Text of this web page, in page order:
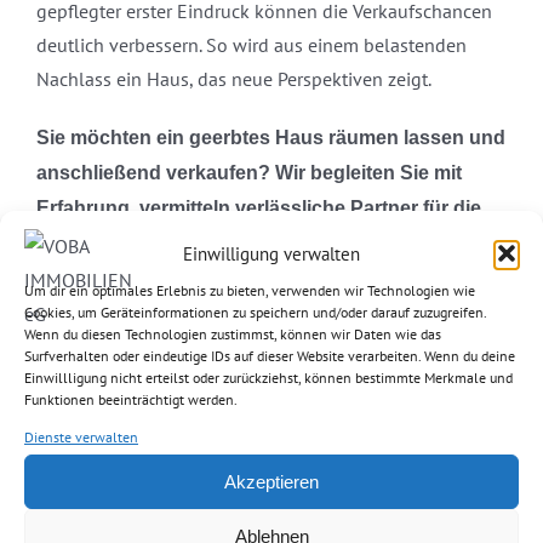
Einwilligung verwalten
Um dir ein optimales Erlebnis zu bieten, verwenden wir Technologien wie
Cookies, um Geräteinformationen zu speichern und/oder darauf zuzugreifen.
Wenn du diesen Technologien zustimmst, können wir Daten wie das
Surfverhalten oder eindeutige IDs auf dieser Website verarbeiten. Wenn du deine
Einwillligung nicht erteilst oder zurückziehst, können bestimmte Merkmale und
Funktionen beeinträchtigt werden.
Dienste verwalten
Akzeptieren
Ablehnen
gepflegter erster Eindruck können die Verkaufschancen
deutlich verbessern. So wird aus einem belastenden
Nachlass ein Haus, das neue Perspektiven zeigt.
Sie möchten ein geerbtes Haus räumen lassen und
anschließend verkaufen? Wir begleiten Sie mit
Erfahrung, vermitteln verlässliche Partner für die
Haushaltsauflösung und kümmern uns danach um
die professionelle Vermarktung.
Hinweise:
In diesem Text wird aus Gründen der besseren Lesbarkeit
das generische Maskulinum verwendet. Weibliche und
ausdrücklich mitgemeint, soweit es für die Aussage